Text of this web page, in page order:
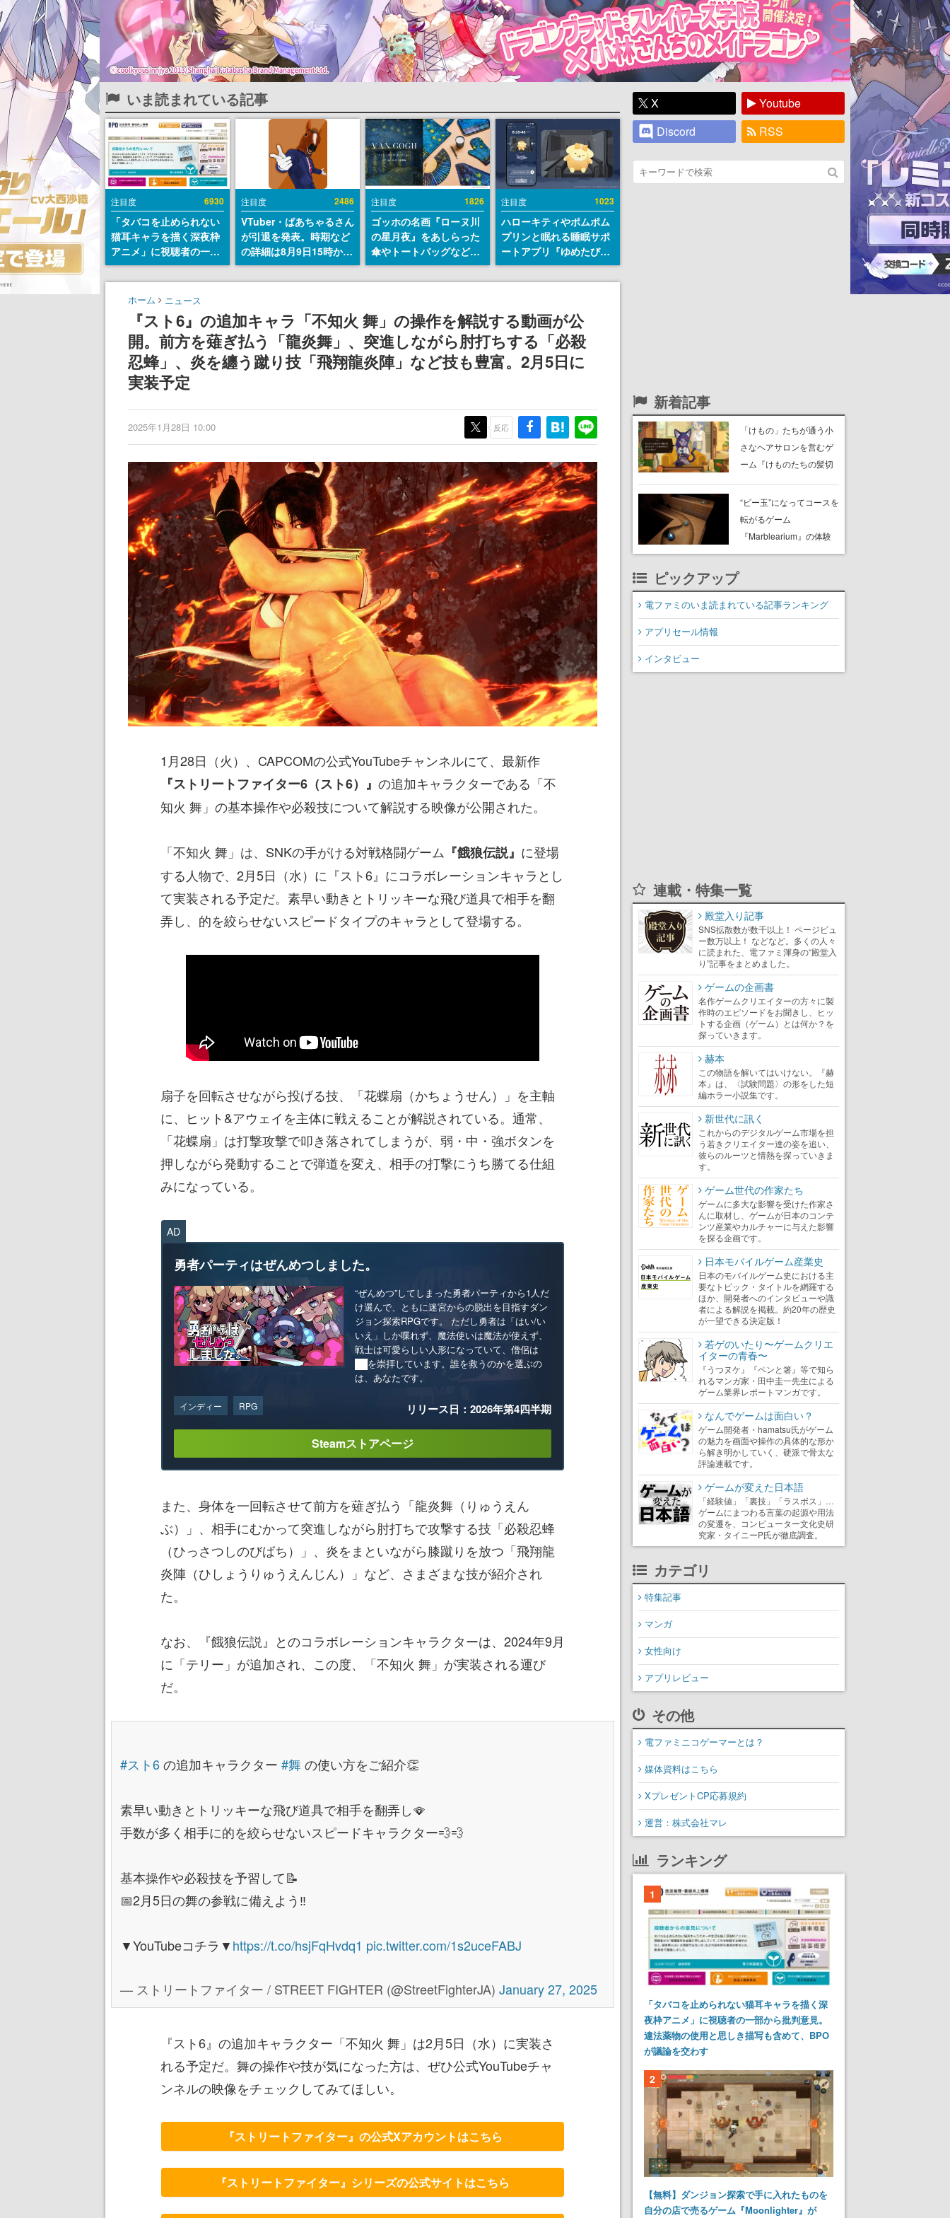
いま読まれている記事
注目度 6930
「タバコを止められない
猫耳キャラを描く深夜枠
アニメ」に視聴者の一部
から批判意見。違法薬物
の使用と思しき描写も含
めて、BPOが議論を交わ
注目度 2486
VTuber・ばあちゃるさん
が引退を発表。時期など
の詳細は8月9日15時から
の配信で説明
注目度 1826
ゴッホの名画『ローヌ川
の星月夜』をあしらった
傘やトートバッグなどが
登場。8月7日21時より2
日間限定で予約販売
注目度 1023
ハローキティやポムポム
プリンと眠れる睡眠サポ
ートアプリ『ゆめたび』
が配信中。キャラごとの
ASMRや目覚ましアラー
ホーム ニュース
『スト6』の追加キャラ「不知火 舞」の操作を解説する動画が公
開。前方を薙ぎ払う「龍炎舞」、突進しながら肘打ちする「必殺
忍蜂」、炎を纏う蹴り技「飛翔龍炎陣」など技も豊富。2月5日に
実装予定
2025年1月28日 10:00 反応
1月28日（火）、CAPCOMの公式YouTubeチャンネルにて、最新作
『ストリートファイター6（スト6）』 の追加キャラクターである「不
知火 舞」の基本操作や必殺技について解説する映像が公開された。
「不知火 舞」は、SNKの手がける対戦格闘ゲーム 『餓狼伝説』 に登場
する人物で、2月5日（水）に『スト6』にコラボレーションキャラとし
て実装される予定だ。素早い動きとトリッキーな飛び道具で相手を翻
弄し、的を絞らせないスピードタイプのキャラとして登場する。
扇子を回転させながら投げる技、「花蝶扇（かちょうせん）」を主軸
に、ヒット&アウェイを主体に戦えることが解説されている。通常、
「花蝶扇」は打撃攻撃で叩き落されてしまうが、弱・中・強ボタンを
押しながら発動することで弾道を変え、相手の打撃にうち勝てる仕組
みになっている。
AD
勇者パーティはぜんめつしました。
“ぜんめつ”してしまった勇者パーティから1人だ
け選んで、ともに迷宮からの脱出を目指すダン
ジョン探索RPGです。 ただし勇者は「はい/い
いえ」しか喋れず、魔法使いは魔法が使えず、
戦士は可愛らしい人形になっていて、僧侶は
██を崇拝しています。誰を救うのかを選ぶの
は、あなたです。
インディー RPG リリース日：2026年第4四半期
Steamストアページ
また、身体を一回転させて前方を薙ぎ払う「龍炎舞（りゅうえん
ぶ）」、相手にむかって突進しながら肘打ちで攻撃する技「必殺忍蜂
（ひっさつしのびばち）」、炎をまといながら膝蹴りを放つ「飛翔龍
炎陣（ひしょうりゅうえんじん）」など、さまざまな技が紹介され
た。
なお、『餓狼伝説』とのコラボレーションキャラクターは、2024年9月
に「テリー」が追加され、この度、「不知火 舞」が実装される運び
だ。
#スト6の追加キャラクター #舞の使い方をご紹介👏
素早い動きとトリッキーな飛び道具で相手を翻弄し🪭
手数が多く相手に的を絞らせないスピードキャラクター💨💨
基本操作や必殺技を予習して📝
📅2月5日の舞の参戦に備えよう‼
▼YouTubeコチラ▼https://t.co/hsjFqHvdq1 pic.twitter.com/1s2uceFABJ
— ストリートファイター / STREET FIGHTER (@StreetFighterJA) January 27, 2025
『スト6』の追加キャラクター「不知火 舞」は2月5日（水）に実装さ
れる予定だ。舞の操作や技が気になった方は、ぜひ公式YouTubeチャ
ンネルの映像をチェックしてみてほしい。
『ストリートファイター』の公式Xアカウントはこちら
『ストリートファイター』シリーズの公式サイトはこちら
X
Youtube
Discord
RSS
新着記事
「けもの」たちが通う小
さなヘアサロンを営むゲ
ーム『けものたちの髪切
始。悩みを持ったお客様
と会話を交わし“本当に望
んでる髪型”を見つけ出す
“ビー玉”になってコースを
転がるゲーム
『Marblearium』の体験
版がSteamで本日8月7日
ピックアップ
電ファミのいま読まれている記事ランキング
アプリセール情報
インタビュー
連載・特集一覧
殿堂入り記事
SNS拡散数が数千以上！ ページビュ
ー数万以上！ などなど。多くの人々
に読まれた、電ファミ渾身の“殿堂入
り”記事をまとめました。
ゲームの企画書
名作ゲームクリエイターの方々に製
作時のエピソードをお聞きし、ヒッ
トする企画（ゲーム）とは何か？を
探っていきます。
赫本
この物語を解いてはいけない。『赫
本』は、〈試験問題〉の形をした短
編ホラー小説集です。
新世代に訊く
これからのデジタルゲーム市場を担
う若きクリエイター達の姿を追い、
彼らのルーツと情熱を探っていきま
す。
ゲーム世代の作家たち
ゲームに多大な影響を受けた作家さ
んに取材し、ゲームが日本のコンテ
ンツ産業やカルチャーに与えた影響
を探る企画です。
日本モバイルゲーム産業史
日本のモバイルゲーム史における主
要なトピック・タイトルを網羅する
ほか、開発者へのインタビューや識
者による解説を掲載。約20年の歴史
が一望できる決定版！
若ゲのいたり〜ゲームクリエ
イターの青春〜
『うつヌケ』『ペンと箸』等で知ら
れるマンガ家・田中圭一先生による
ゲーム業界レポートマンガです。
なんでゲームは面白い？
ゲーム開発者・hamatsu氏がゲーム
の魅力を画面や操作の具体的な形か
ら解き明かしていく、硬派で骨太な
評論連載です。
ゲームが変えた日本語
「経験値」「裏技」「ラスボス」…
ゲームにまつわる言葉の起源や用法
の変遷を、コンピューター文化史研
究家・タイニーP氏が徹底調査。
カテゴリ
特集記事
マンガ
女性向け
アプリレビュー
その他
電ファミニコゲーマーとは？
媒体資料はこちら
XプレゼントCP応募規約
運営：株式会社マレ
ランキング
1
「タバコを止められない猫耳キャラを描く深
夜枠アニメ」に視聴者の一部から批判意見。
違法薬物の使用と思しき描写も含めて、BPO
が議論を交わす
2
【無料】ダンジョン探索で手に入れたものを
自分の店で売るゲーム『Moonlighter』が